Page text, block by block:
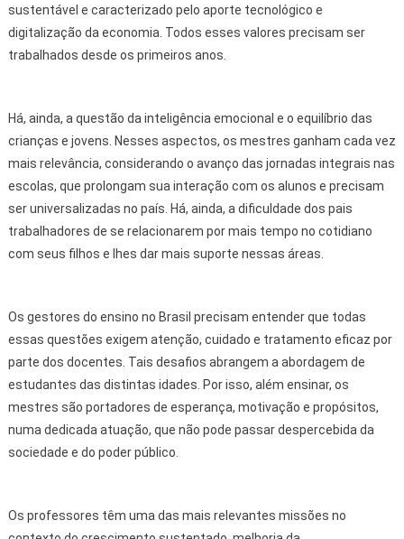
sustentável e caracterizado pelo aporte tecnológico e
digitalização da economia. Todos esses valores precisam ser
trabalhados desde os primeiros anos.
Há, ainda, a questão da inteligência emocional e o equilíbrio das
crianças e jovens. Nesses aspectos, os mestres ganham cada vez
mais relevância, considerando o avanço das jornadas integrais nas
escolas, que prolongam sua interação com os alunos e precisam
ser universalizadas no país. Há, ainda, a dificuldade dos pais
trabalhadores de se relacionarem por mais tempo no cotidiano
com seus filhos e lhes dar mais suporte nessas áreas.
Os gestores do ensino no Brasil precisam entender que todas
essas questões exigem atenção, cuidado e tratamento eficaz por
parte dos docentes. Tais desafios abrangem a abordagem de
estudantes das distintas idades. Por isso, além ensinar, os
mestres são portadores de esperança, motivação e propósitos,
numa dedicada atuação, que não pode passar despercebida da
sociedade e do poder público.
Os professores têm uma das mais relevantes missões no